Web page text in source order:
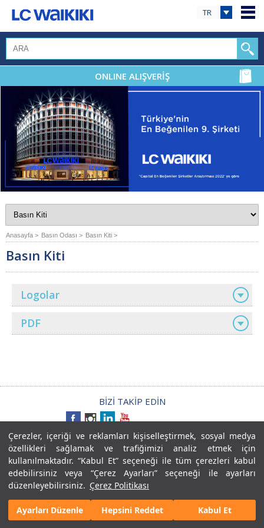
Çerezler, içeriği ve reklamları kişiselleştirmek, sosyal medya
özellikleri sağlamak ve trafiğimizi analiz etmek için
kullanılmaktadır. “Kabul Et” seçeneği ile tüm çerezleri kabul
edebilirsiniz veya “Çerez Ayarları” seçeneği ile ayarları
düzenleyebilirsiniz. Çerez Politikası
Ayarları Düzenle Hepsini Reddet Kabul Et
TR
ONLINE ALIŞVERİŞ
Anasayfa > Basın Odası > Basın Kiti >
Basın Kiti
Logolar
PDF
BİZİ TAKİP EDİN
Kişisel Verilerin İşlenmesi Aydınlatma Metni
Kamera Aydınlatma Metni
BİLGİ TOPLUMU HİZMETLERİ
Gizlilik Sözleşmesi
Kişisel Verilerin İşlenmesi Aydınlatma Metni
Copyright © 2015 LC WAIKIKI. Her Hakkı Saklıdır.